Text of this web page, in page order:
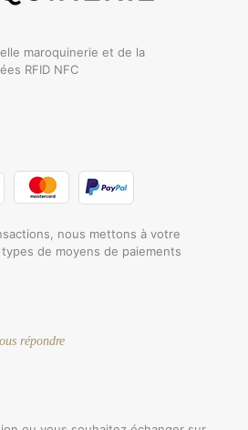
maroquinerie et de la
RFID NFC
nous mettons à votre
de moyens de paiements
répondre